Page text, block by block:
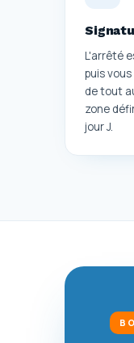
L'arrêté
puis
de tout
zone
jour J.